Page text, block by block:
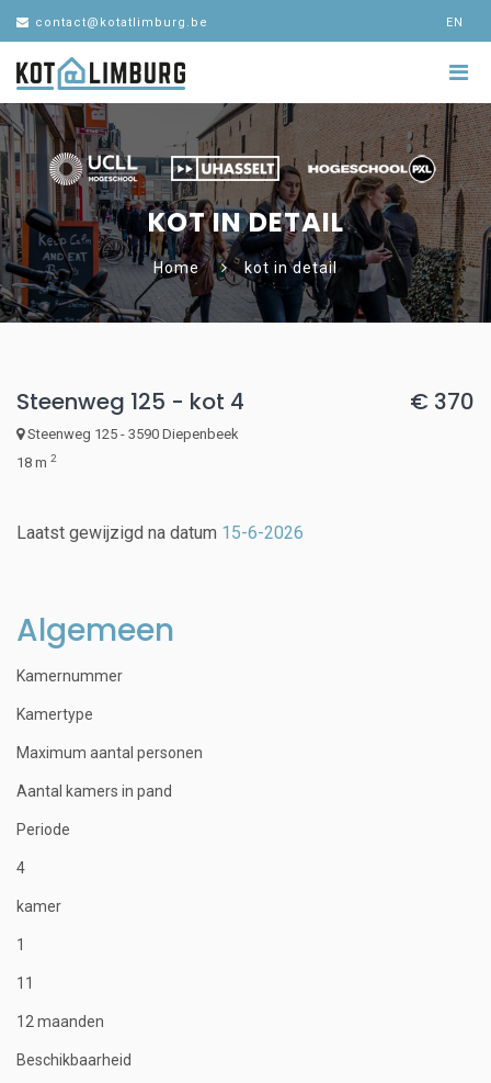
contact@kotatlimburg.be EN
KOT IN DETAIL
Home kot in detail
Steenweg 125 - kot 4
Steenweg 125 - 3590 Diepenbeek
18 m 2
€ 370
Laatst gewijzigd na datum 15-6-2026
Algemeen
Kamernummer
Kamertype
Maximum aantal personen
Aantal kamers in pand
Periode
4
kamer
1
11
12 maanden
Beschikbaarheid